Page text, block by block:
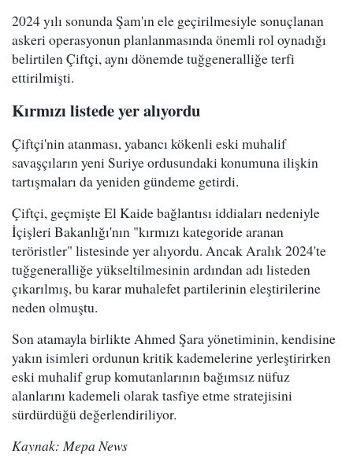
2024 yılı sonunda Şam'ın ele geçirilmesiyle sonuçlanan
askeri operasyonun planlanmasında önemli rol oynadığı
belirtilen Çiftçi, aynı dönemde tuğgeneralliğe terfi
ettirilmişti.
Kırmızı listede yer alıyordu
Çiftçi'nin atanması, yabancı kökenli eski muhalif
savaşçıların yeni Suriye ordusundaki konumuna ilişkin
tartışmaları da yeniden gündeme getirdi.
Çiftçi, geçmişte El Kaide bağlantısı iddiaları nedeniyle
İçişleri Bakanlığı'nın "kırmızı kategoride aranan
teröristler" listesinde yer alıyordu. Ancak Aralık 2024'te
tuğgeneralliğe yükseltilmesinin ardından adı listeden
çıkarılmış, bu karar muhalefet partilerinin eleştirilerine
neden olmuştu.
Son atamayla birlikte Ahmed Şara yönetiminin, kendisine
yakın isimleri ordunun kritik kademelerine yerleştirirken
eski muhalif grup komutanlarının bağımsız nüfuz
alanlarını kademeli olarak tasfiye etme stratejisini
sürdürdüğü değerlendiriliyor.
Kaynak: Mepa News